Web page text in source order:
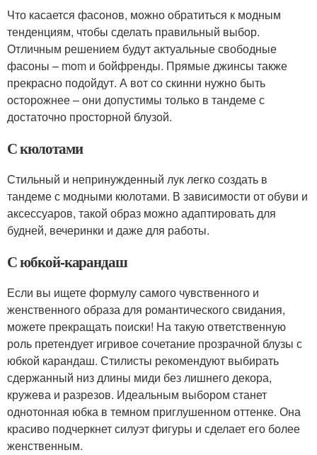
Что касается фасонов, можно обратиться к модным
тенденциям, чтобы сделать правильный выбор.
Отличным решением будут актуальные свободные
фасоны – mom и бойфренды. Прямые джинсы также
прекрасно подойдут. А вот со скинни нужно быть
осторожнее – они допустимы только в тандеме с
достаточно просторной блузой.
С кюлотами
Стильный и непринужденный лук легко создать в
тандеме с модными кюлотами. В зависимости от обуви и
аксессуаров, такой образ можно адаптировать для
будней, вечеринки и даже для работы.
С юбкой-карандаш
Если вы ищете формулу самого чувственного и
женственного образа для романтического свидания,
можете прекращать поиски! На такую ответственную
роль претендует игривое сочетание прозрачной блузы с
юбкой карандаш. Стилисты рекомендуют выбирать
сдержанный низ длины миди без лишнего декора,
кружева и разрезов. Идеальным выбором станет
однотонная юбка в темном приглушенном оттенке. Она
красиво подчеркнет силуэт фигуры и сделает его более
женственным.